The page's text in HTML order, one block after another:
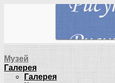
Музей
Галерея
Галерея